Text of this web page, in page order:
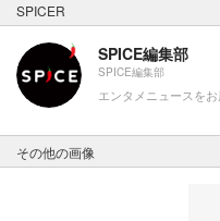
SPICER
SPICE編集部
SPICE編集部
エンタメニュースをお
その他の画像